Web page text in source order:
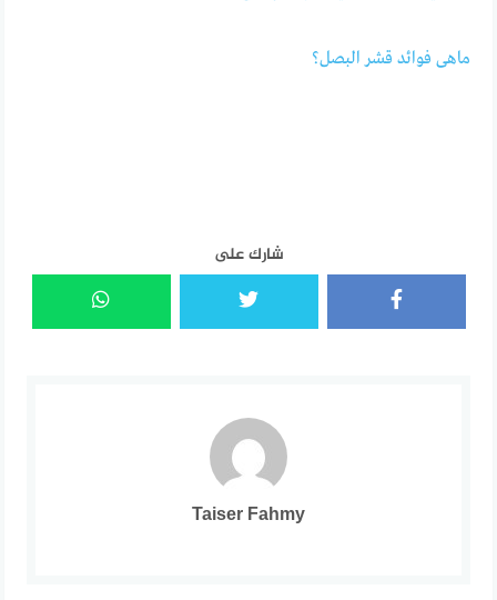
ماهى فوائد قشر البصل؟
شارك على
Taiser Fahmy